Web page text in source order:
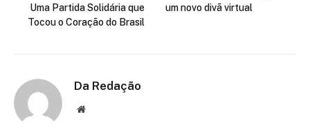
Uma Partida Solidária que
Tocou o Coração do Brasil
um novo divã virtual
Da Redação
Site